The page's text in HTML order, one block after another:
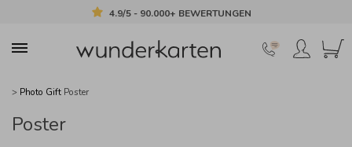
4.9/5 - 90.000+ BEWERTUNGEN
> Photo Gift Poster
Poster